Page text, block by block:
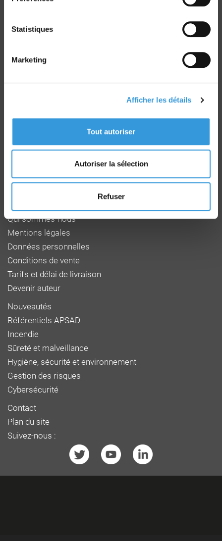
Statistiques
Marketing
Afficher les détails
Tout autoriser
Autoriser la sélection
Refuser
F 27950 SAINT MARCEL
www.faceaurisque.com
Qui sommes-nous
Mentions légales
Données personnelles
Conditions de vente
Tarifs et délai de livraison
Devenir auteur
Nouveautés
Référentiels APSAD
Incendie
Sûreté et malveillance
Hygiène, sécurité et environnement
Gestion des risques
Cybersécurité
Contact
Plan du site
Suivez-nous :